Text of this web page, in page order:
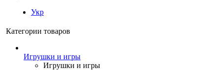
Укр
Категории товаров
Игрушки и игры
Игрушки и игры